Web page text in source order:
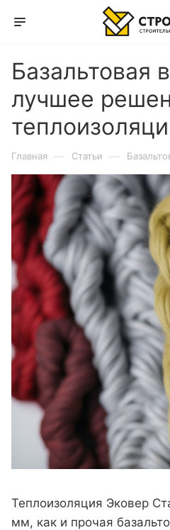
Базальтовая
лучшее
Главная — Статьи —
Теплоизоляция Эковер
мм, как и прочая